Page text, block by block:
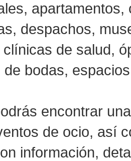
despachos,
clínicas de salud,
de bodas,
encontrar
de ocio, así
información,